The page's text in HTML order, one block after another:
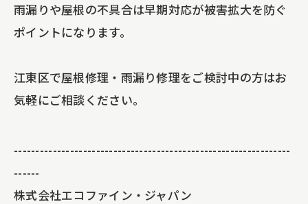
雨漏りや屋根の不具合は早期対応が被害拡大を防ぐ
ポイントになります。
江東区で屋根修理・雨漏り修理をご検討中の方はお
気軽にご相談ください。
----------------------------------------------------------------
------
株式会社エコファイン・ジャパン